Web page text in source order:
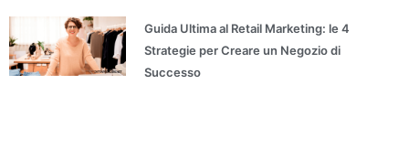
Guida Ultima al Retail Marketing: le 4
Strategie per Creare un Negozio di
Successo